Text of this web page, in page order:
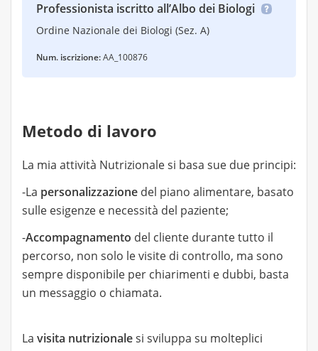
Professionista iscritto all’Albo dei Biologi
Ordine Nazionale dei Biologi (Sez. A)
Num. iscrizione:AA_100876
Metodo di lavoro
La mia attività Nutrizionale si basa sue due principi:
-La personalizzazione del piano alimentare, basato
sulle esigenze e necessità del paziente;
-Accompagnamento del cliente durante tutto il
percorso, non solo le visite di controllo, ma sono
sempre disponibile per chiarimenti e dubbi, basta
un messaggio o chiamata.
La visita nutrizionalesi sviluppa su molteplici